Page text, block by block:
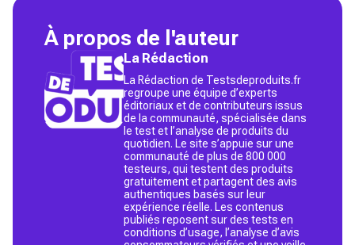
À propos de l'auteur
La Rédaction
La Rédaction de Testsdeproduits.fr
regroupe une équipe d’experts
éditoriaux et de contributeurs issus
de la communauté, spécialisée dans
le test et l’analyse de produits du
quotidien. Le site s’appuie sur une
communauté de plus de 800 000
testeurs, qui testent des produits
gratuitement et partagent des avis
authentiques basés sur leur
expérience réelle. Les contenus
publiés reposent sur des tests en
conditions d’usage, l’analyse d’avis